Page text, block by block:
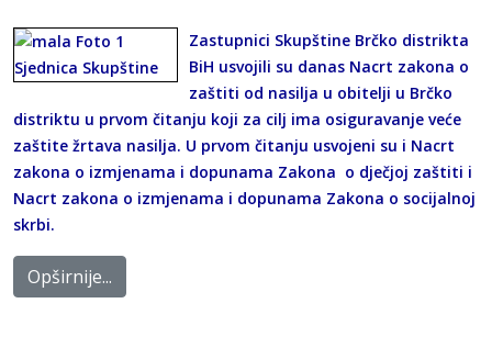
Zastupnici Skupštine Brčko distrikta
BiH usvojili su danas Nacrt zakona o
zaštiti od nasilja u obitelji u Brčko
distriktu u prvom čitanju koji za cilj ima osiguravanje veće
zaštite žrtava nasilja. U prvom čitanju usvojeni su i Nacrt
zakona o izmjenama i dopunama Zakona o dječjoj zaštiti i
Nacrt zakona o izmjenama i dopunama Zakona o socijalnoj
skrbi.
Opširnije...